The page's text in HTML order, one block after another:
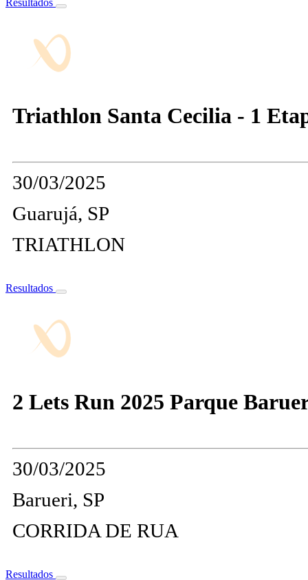
Resultados
Triathlon Santa Cecilia - 1
30/03/2025
Guarujá, SP
TRIATHLON
Resultados
2 Lets Run 2025 Parque
30/03/2025
Barueri, SP
CORRIDA DE RUA
Resultados